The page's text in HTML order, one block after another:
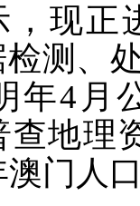
现正
测、
年4月
查地
澳门人